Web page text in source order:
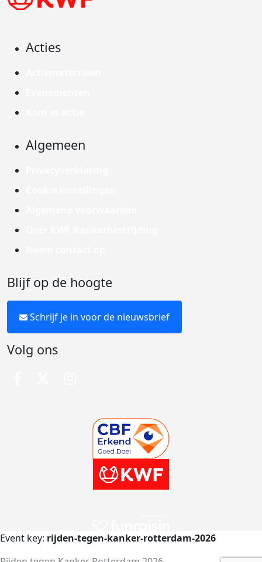
Acties
Algemeen
Blijf op de hoogte
Schrijf je in voor de nieuwsbrief
Volg ons
Event key: rijden-tegen-kanker-rotterdam-2026